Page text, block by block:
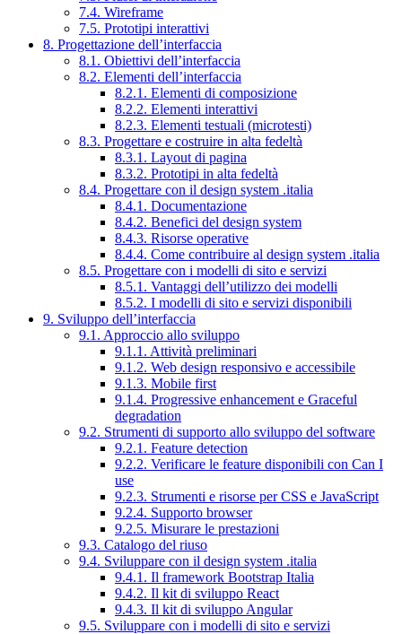
7.4. Wireframe
7.5. Prototipi interattivi
8. Progettazione dell’interfaccia
8.1. Obiettivi dell’interfaccia
8.2. Elementi dell’interfaccia
8.2.1. Elementi di composizione
8.2.2. Elementi interattivi
8.2.3. Elementi testuali (microtesti)
8.3. Progettare e costruire in alta fedeltà
8.3.1. Layout di pagina
8.3.2. Prototipi in alta fedeltà
8.4. Progettare con il design system .italia
8.4.1. Documentazione
8.4.2. Benefici del design system
8.4.3. Risorse operative
8.4.4. Come contribuire al design system .italia
8.5. Progettare con i modelli di sito e servizi
8.5.1. Vantaggi dell’utilizzo dei modelli
8.5.2. I modelli di sito e servizi disponibili
9. Sviluppo dell’interfaccia
9.1. Approccio allo sviluppo
9.1.1. Attività preliminari
9.1.2. Web design responsivo e accessibile
9.1.3. Mobile first
9.1.4. Progressive enhancement e Graceful
degradation
9.2. Strumenti di supporto allo sviluppo del software
9.2.1. Feature detection
9.2.2. Verificare le feature disponibili con Can I
use
9.2.3. Strumenti e risorse per CSS e JavaScript
9.2.4. Supporto browser
9.2.5. Misurare le prestazioni
9.3. Catalogo del riuso
9.4. Sviluppare con il design system .italia
9.4.1. Il framework Bootstrap Italia
9.4.2. Il kit di sviluppo React
9.4.3. Il kit di sviluppo Angular
9.5. Sviluppare con i modelli di sito e servizi